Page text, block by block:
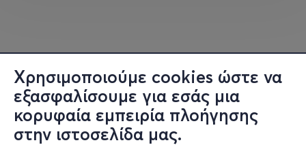
Χρησιμοποιούμε cookies ώστε να
εξασφαλίσουμε για εσάς μια
κορυφαία εμπειρία πλοήγησης
στην ιστοσελίδα μας.